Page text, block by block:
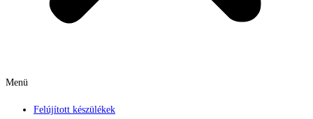
Menü
Felújított készülékek